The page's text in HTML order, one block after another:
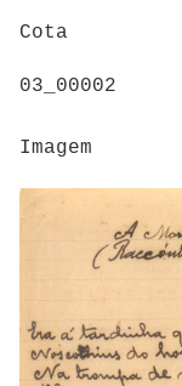
Cota
03_00002
Imagem